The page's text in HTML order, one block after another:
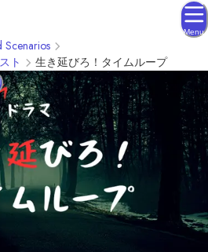
Menu
Scenarios
ト
生き延びろ！タイムループ